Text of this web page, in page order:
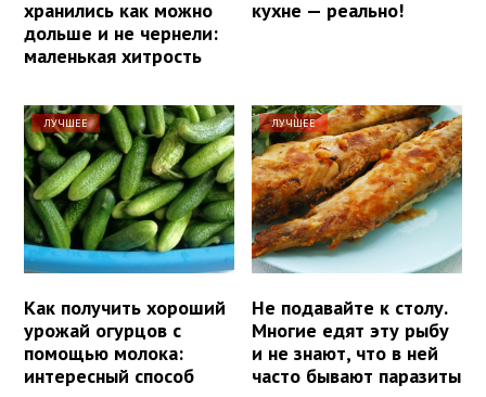
хранились как можно
дольше и не чернели:
маленькая хитрость
кухне — реально!
ЛУЧШЕЕ
Как получить хороший
урожай огурцов с
помощью молока:
интересный способ
ЛУЧШЕЕ
Не подавайте к столу.
Многие едят эту рыбу
и не знают, что в ней
часто бывают паразиты